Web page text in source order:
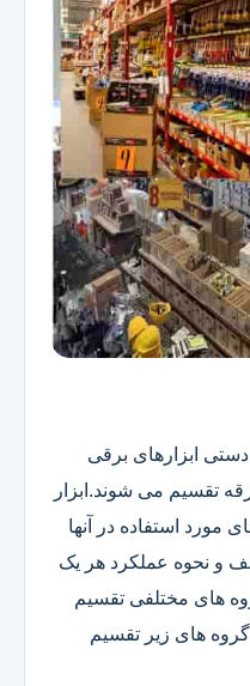
ابزارهای برقی
تقسیم می شوند.ابزار
مورد استفاده در آنها
و نحوه عملکرد هر یک
های مختلفی تقسیم
های زیر تقسیم